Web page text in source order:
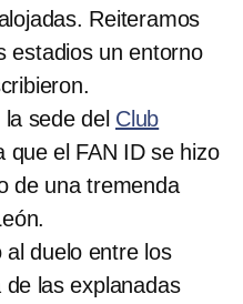
Reiteramos
estadios un entorno
sede del Club
que el FAN ID se hizo
de una tremenda
al duelo entre los
las explanadas